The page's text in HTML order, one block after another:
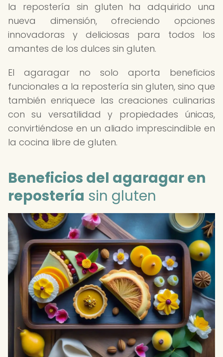
la repostería sin gluten ha adquirido una
nueva dimensión, ofreciendo opciones
innovadoras y deliciosas para todos los
amantes de los dulces sin gluten.
El agaragar no solo aporta beneficios
funcionales a la repostería sin gluten, sino que
también enriquece las creaciones culinarias
con su versatilidad y propiedades únicas,
convirtiéndose en un aliado imprescindible en
la cocina libre de gluten.
Beneficios del agaragar en
repostería sin gluten